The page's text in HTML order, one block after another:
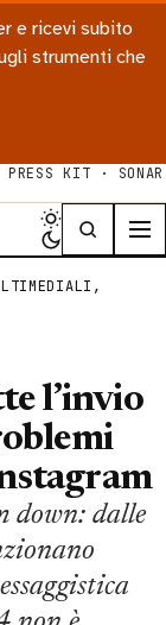
e ricevi subito
strumenti che
PRESS KIT · SONAR
l’invio
down: dalle